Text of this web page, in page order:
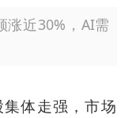
涨近30%，AI需
体走强，市场